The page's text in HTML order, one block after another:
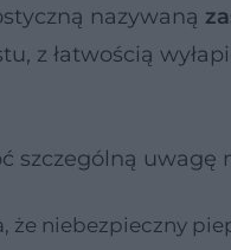
nazywaną
z łatwością
szczególną uwagę
że niebezpieczny